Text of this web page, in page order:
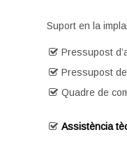
Suport en la
Pressupost
Pressupost
Quadre de
Assistència